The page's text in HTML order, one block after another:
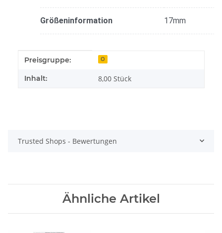
Größeninformation 17mm
Produkteigenschaft
Wert
Preisgruppe: O
Inhalt: 8,00 Stück
Trusted Shops - Bewertungen
Ähnliche Artikel